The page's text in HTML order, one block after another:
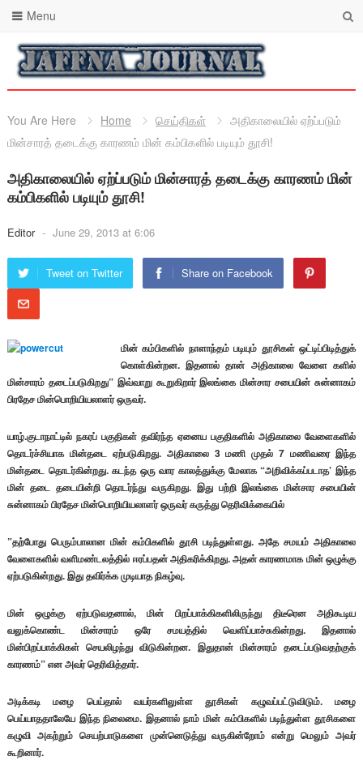
Menu
You Are Here Home செய்திகள்
அதிகாலையில் ஏற்ப்படும்
மின்சாரத் தடைக்கு காரணம் மின் கம்பிகளில் படியும் தூசி!
அதிகாலையில் ஏற்ப்படும் மின்சாரத் தடைக்கு காரணம் மின்
கம்பிகளில் படியும் தூசி!
Editor - June 29, 2013 at 6:06
Tweet on Twitter Share on Facebook
மின் கம்பிகளில் நாளாந்தம் படியும் தூசிகள் ஒட்டிப்பிடித்துக்
கொள்கின்றன. இதனால் தான் அதிகாலை வேளை களில்
மின்சாரம் தடைப்படுகிறது” இவ்வாறு கூறுகிறார் இலங்கை மின்சார சபையின் சுன்னாகம்
பிரதேச மின்பொறியியலாளர் ஒருவர்.
யாழ்.குடாநாட்டில் நகரப் பகுதிகள் தவிர்ந்த ஏனைய பகுதிகளில் அதிகாலை வேளைகளில்
தொடர்ச்சியாக மின்தடை ஏற்படுகிறது. அதிகாலை 3 மணி முதல் 7 மணிவரை இந்த
மின்தடை தொடர்கின்றது. கடந்த ஒரு வார காலத்துக்கு மேலாக “அறிவிக்கப்படாத’ இந்த
மின் தடை தடையின்றி தொடர்ந்து வருகிறது. இது பற்றி இலங்கை மின்சார சபையின்
சுன்னாகம் பிரதேச மின்பொறியியலாளர் ஒருவர் கருத்து தெரிவிக்கையில்
”தற்போது பெரும்பாலான மின் கம்பிகளில் தூசி படிந்துள்ளது. அதே சமயம் அதிகாலை
வேளைகளில் வளிமண்டலத்தில் ஈரப்பதன் அதிகரிக்கிறது. அதன் காரணமாக மின் ஒழுக்கு
ஏற்படுகின்றது. இது தவிர்க்க முடியாத நிகழ்வு.
மின் ஒழுக்கு ஏற்படுவதனால், மின் பிறப்பாக்கிகளிலிருந்து திடீரென அதிகூடிய
வலுக்கொண்ட மின்சாரம் ஒரே சமயத்தில் வெளிப்பாச்சுகின்றது. இதனால்
மின்பிறப்பாக்கிகள் செயலிழந்து விடுகின்றன. இதுதான் மின்சாரம் தடைப்படுவதற்குக்
காரணம்” என அவர் தெரிவித்தார்.
அடிக்கடி மழை பெய்தால் வயர்களிலுள்ள தூசிகள் கழுவப்பட்டுவிடும். மழை
பெய்யாததாலேயே இந்த நிலைமை. இதனால் நாம் மின் கம்பிகளில் படிந்துள்ள தூசிகளை
கழுவி அகற்றும் செயற்பாடுகளை முன்னெடுத்து வருகின்றோம் என்று மெலும் அவர்
கூறினார்.